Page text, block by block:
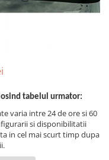
tabelul urmator:
varia intre 24 de ore si 60
si disponibilitatii
in cel mai scurt timp dupa